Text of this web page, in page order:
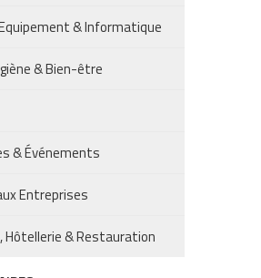
& Informatique
& Bien-être
& Événements
Entreprises
Hôtellerie & Restauration